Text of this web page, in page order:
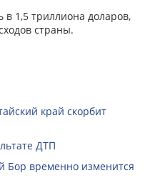
1,5 триллиона доларов,
страны.
край скорбит
ДТП
Бор временно изменится